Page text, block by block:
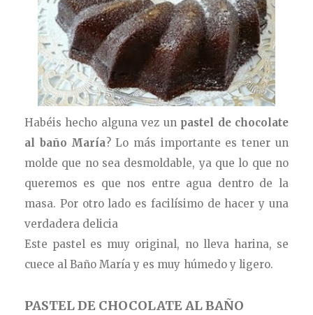
Habéis hecho alguna vez un pastel de chocolate
al baño María? Lo más importante es tener un
molde que no sea desmoldable, ya que lo que no
queremos es que nos entre agua dentro de la
masa. Por otro lado es facilísimo de hacer y una
verdadera delicia
Este pastel es muy original, no lleva harina, se
cuece al Baño María y es muy húmedo y ligero.
PASTEL DE CHOCOLATE AL BAÑO